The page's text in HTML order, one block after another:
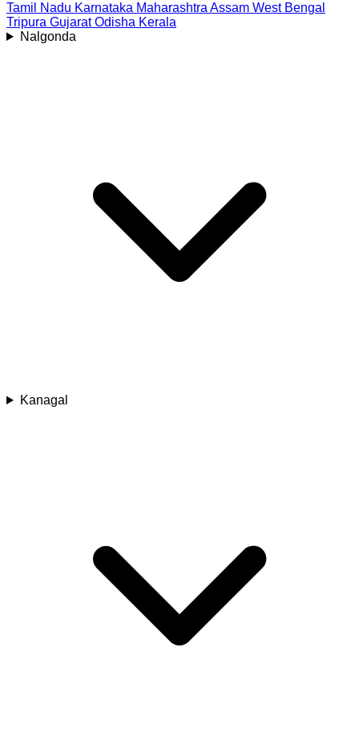
Tamil Nadu Karnataka Maharashtra Assam West Bengal
Tripura Gujarat Odisha Kerala
Nalgonda
Kanagal